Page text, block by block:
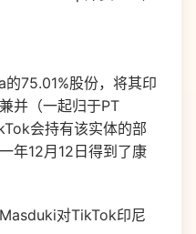
75.01%股份，将其印
并（一起归于PT
会持有该实体的部
年12月12日得到了康
对TikTok印尼